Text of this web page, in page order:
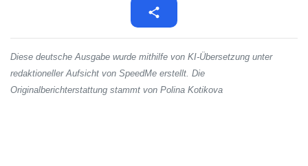
Diese deutsche Ausgabe wurde mithilfe von KI-Übersetzung unter
redaktioneller Aufsicht von SpeedMe erstellt. Die
Originalberichterstattung stammt von Polina Kotikova